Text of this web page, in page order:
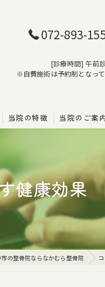
072-893-
[診療時間] 午前
※自費施術は予約制となっ
当院の特徴
腰痛
肩こり
交通事故
ポキポキ整体
当院のご案
健康効果
の整骨院ならなかむら整骨院